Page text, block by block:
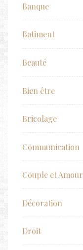
Banque
Batiment
Beauté
Bien être
Bricolage
Communication
Couple et Amour
Décoration
Droit